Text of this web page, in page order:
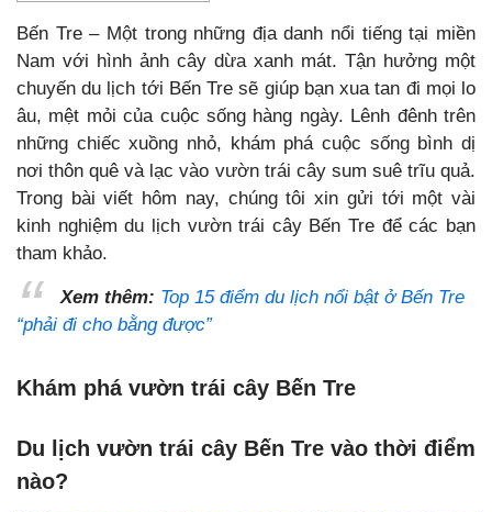
Bến Tre – Một trong những địa danh nổi tiếng tại miền
Nam với hình ảnh cây dừa xanh mát. Tận hưởng một
chuyến du lịch tới Bến Tre sẽ giúp bạn xua tan đi mọi lo
âu, mệt mỏi của cuộc sống hàng ngày. Lênh đênh trên
những chiếc xuồng nhỏ, khám phá cuộc sống bình dị
nơi thôn quê và lạc vào vườn trái cây sum suê trĩu quả.
Trong bài viết hôm nay, chúng tôi xin gửi tới một vài
kinh nghiệm du lịch vườn trái cây Bến Tre để các bạn
tham khảo.
Xem thêm: Top 15 điểm du lịch nổi bật ở Bến Tre
“phải đi cho bằng được”
Khám phá vườn trái cây Bến Tre
Du lịch vườn trái cây Bến Tre vào thời điểm
nào?